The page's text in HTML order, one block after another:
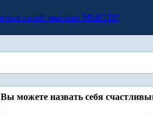
МЫСЛИ
Вы можете назвать себя